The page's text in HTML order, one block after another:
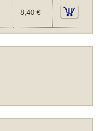
8,40 €